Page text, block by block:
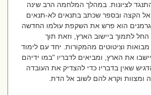
לציונות. במהלך המלחמה הרב שינה
הקצה ובספר שכתב בתנאים לא-תנאים
הוא פרש את השקפת עולמו החדשה
לתמוך ביישוב הארץ, וזאת תוך
וציטוטים מהמקורות. יחד עם לימוד
את הארץ, ומביאים לדבריו "במו ידיהם
שאין בדבריו כדי להצדיק את העובדה
וקרא להם לשוב אל הדת.